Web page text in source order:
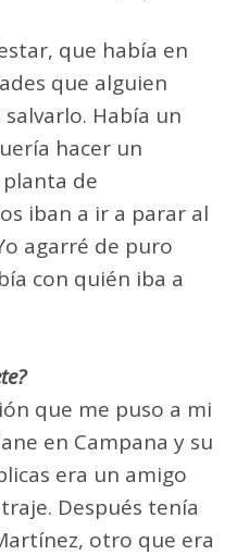
que había en
que alguien
Había un
hacer un
de
iban a ir a parar al
agarré de puro
con quién iba a
que me puso a mi
en Campana y su
era un amigo
Después tenía
otro que era